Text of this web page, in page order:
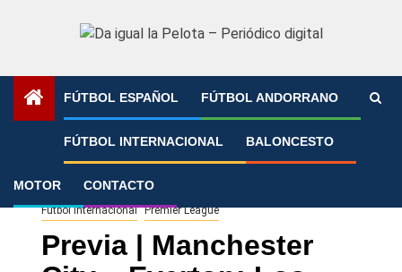
FÚTBOL ESPAÑOL FÚTBOL ANDORRANO
FÚTBOL INTERNACIONAL BALONCESTO
MOTOR CONTACTO
»
Fútbol Internacional Premier League
Previa | Manchester